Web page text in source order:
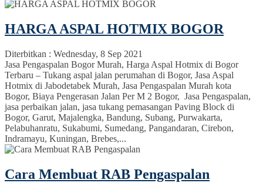
HARGA ASPAL HOTMIX BOGOR
Diterbitkan : Wednesday, 8 Sep 2021
Jasa Pengaspalan Bogor Murah, Harga Aspal Hotmix di Bogor
Terbaru – Tukang aspal jalan perumahan di Bogor, Jasa Aspal
Hotmix di Jabodetabek Murah, Jasa Pengaspalan Murah kota
Bogor, Biaya Pengerasan Jalan Per M 2 Bogor, Jasa Pengaspalan,
jasa perbaikan jalan, jasa tukang pemasangan Paving Block di
Bogor, Garut, Majalengka, Bandung, Subang, Purwakarta,
Pelabuhanratu, Sukabumi, Sumedang, Pangandaran, Cirebon,
Indramayu, Kuningan, Brebes,...
Cara Membuat RAB Pengaspalan